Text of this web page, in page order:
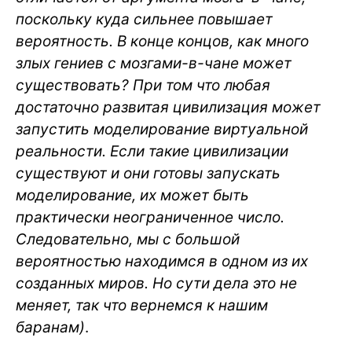
поскольку куда сильнее повышает
вероятность. В конце концов, как много
злых гениев с мозгами-в-чане может
существовать? При том что любая
достаточно развитая цивилизация может
запустить моделирование виртуальной
реальности. Если такие цивилизации
существуют и они готовы запускать
моделирование, их может быть
практически неограниченное число.
Следовательно, мы с большой
вероятностью находимся в одном из их
созданных миров. Но сути дела это не
меняет, так что вернемся к нашим
баранам).